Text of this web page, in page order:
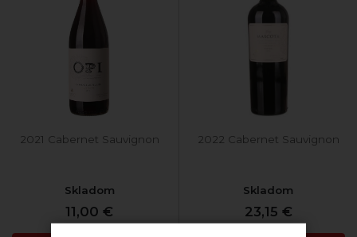
2021 Cabernet Sauvignon
Skladom
11,00 €
2022 Cabernet Sauvignon
Skladom
23,15 €